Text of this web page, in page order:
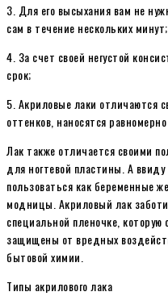
3. Для его высыхания вам не
сам в течение нескольких минут;
4. За счет своей негустой
срок;
5. Акриловые лаки отличаются
оттенков, наносятся
Лак также отличается своими
для ногтевой пластины. А
пользоваться как беременные
модницы. Акриловый лак
специальной пленочке,
защищены от вредных
бытовой химии.
Типы акрилового лака